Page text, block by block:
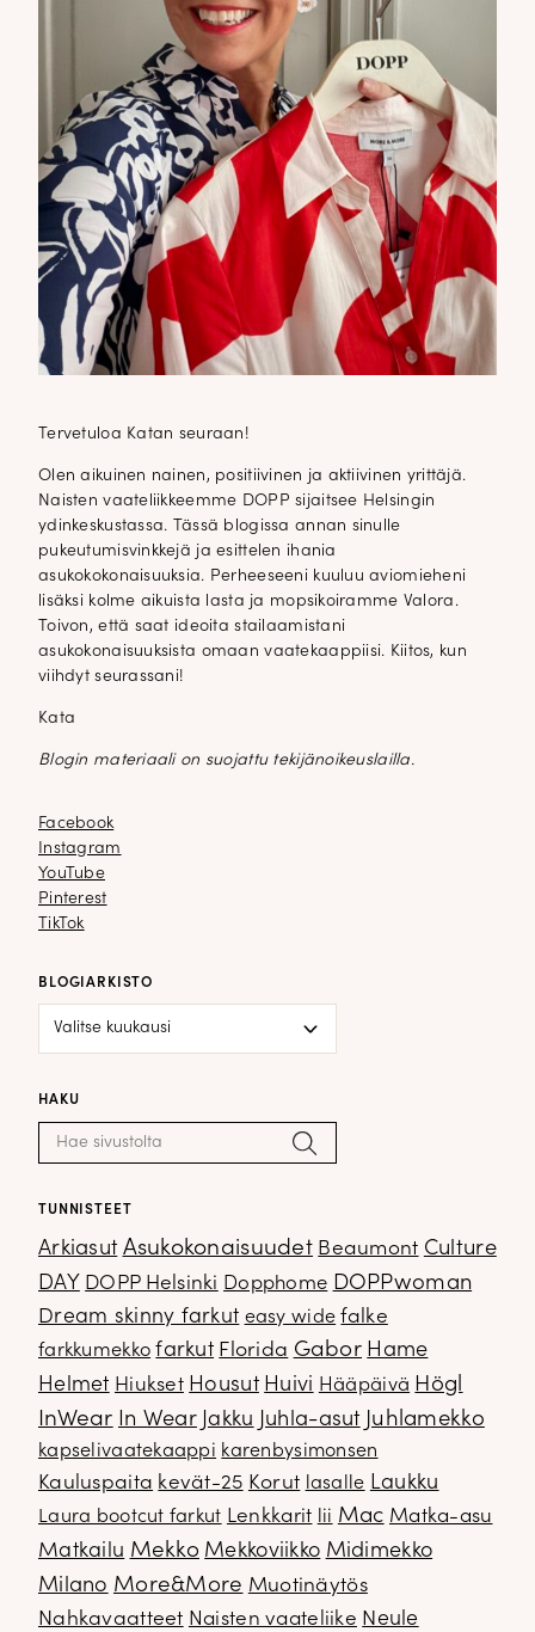
Tervetuloa Katan seuraan!
Olen aikuinen nainen, positiivinen ja aktiivinen yrittäjä.
Naisten vaateliikkeemme DOPP sijaitsee Helsingin
ydinkeskustassa. Tässä blogissa annan sinulle
pukeutumisvinkkejä ja esittelen ihania
asukokokonaisuuksia. Perheeseeni kuuluu aviomieheni
lisäksi kolme aikuista lasta ja mopsikoiramme Valora.
Toivon, että saat ideoita stailaamistani
asukokonaisuuksista omaan vaatekaappiisi. Kiitos, kun
viihdyt seurassani!
Kata
Blogin materiaali on suojattu tekijänoikeuslailla.
Facebook
Facebook
Instagram
Instagram
YouTube
YouTube
Pinterest
Pinterest
TikTok
TikTok
BLOGIARKISTO
HAKU
Haku: Hae
TUNNISTEET
Arkiasut Asukokonaisuudet Beaumont Culture
DAY DOPP Helsinki Dopphome DOPPwoman
Dream skinny farkut easy wide falke
farkkumekko farkut Florida Gabor Hame
Helmet Hiukset Housut Huivi Hääpäivä Högl
InWear In Wear Jakku Juhla-asut Juhlamekko
kapselivaatekaappi karenbysimonsen
Kauluspaita kevät-25 Korut lasalle Laukku
Laura bootcut farkut Lenkkarit lii Mac Matka-asu
Matkailu Mekko Mekkoviikko Midimekko
Milano More&More Muotinäytös
Nahkavaatteet Naisten vaateliike Neule